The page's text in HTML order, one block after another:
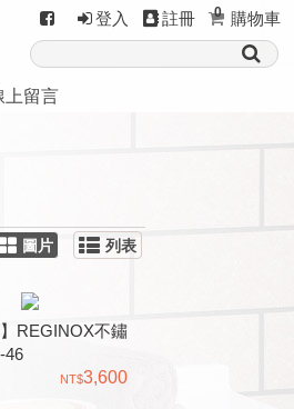
登入 註冊 0 購物車
上留言
圖片 列表
】REGINOX不鏽
46
3,600